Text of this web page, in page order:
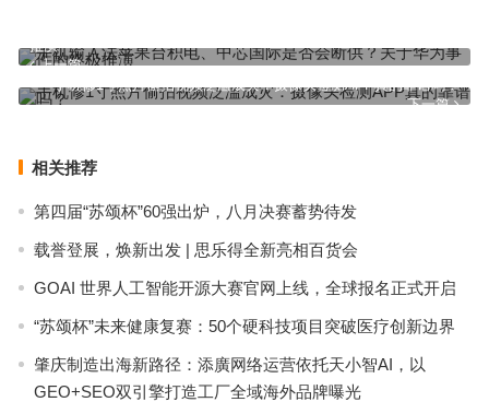
上一篇
推演
下一篇
手机修1寸照片偷拍视频泛滥成灾：摄像头检测APP真的靠谱吗？
相关推荐
第四届“苏颂杯”60强出炉，八月决赛蓄势待发
载誉登展，焕新出发 | 思乐得全新亮相百货会
GOAI 世界人工智能开源大赛官网上线，全球报名正式开启
“苏颂杯”未来健康复赛：50个硬科技项目突破医疗创新边界
肇庆制造出海新路径：添廣网络运营依托天小智AI，以
GEO+SEO双引擎打造工厂全域海外品牌曝光